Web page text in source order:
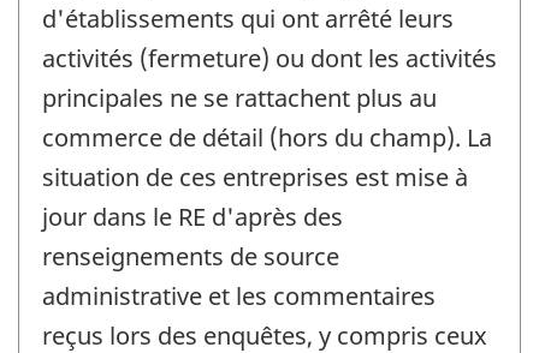
d'établissements qui ont arrêté leurs
activités (fermeture) ou dont les activités
principales ne se rattachent plus au
commerce de détail (hors du champ). La
situation de ces entreprises est mise à
jour dans le RE d'après des
renseignements de source
administrative et les commentaires
reçus lors des enquêtes, y compris ceux